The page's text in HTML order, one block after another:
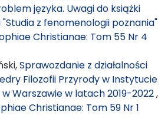
języka. Uwagi do książki
"Studia z fenomenologii poznania"
Christianae: Tom 55 Nr 4
Sprawozdanie z działalności
Filozofii Przyrody w Instytucie
w Warszawie w latach 2019-2022,
Christianae: Tom 59 Nr 1